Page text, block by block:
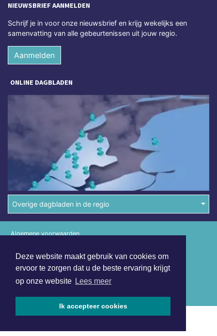
Deze website maakt gebruik van cookies om
ervoor te zorgen dat u de beste ervaring krijgt
op onze website Lees meer
Ik accepteer cookies
NIEUWSBRIEF AANMELDEN
Schrijf je in voor onze nieuwsbrief en krijg wekelijks een
samenvatting van alle gebeurtenissen uit jouw regio.
Aanmelden
ONLINE DAGBLADEN
Overige dagbladen in de regio
voorbehouden
Algemene voorwaarden
Privacy Statement